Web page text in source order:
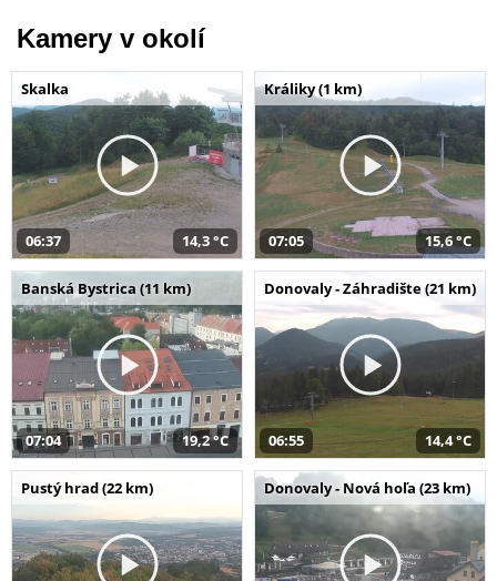
Kamery v okolí
Skalka
06:37 14,3 °C
Králiky (1 km)
07:05 15,6 °C
Banská Bystrica (11 km)
07:04 19,2 °C
Donovaly - Záhradište (21 km)
06:55 14,4 °C
Pustý hrad (22 km) Donovaly - Nová hoľa (23 km)